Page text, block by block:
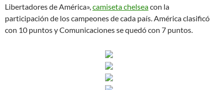
Libertadores de América»,camiseta chelseacon la
participación de los campeones de cada país. América clasificó
con 10 puntos y Comunicaciones se quedó con 7 puntos.